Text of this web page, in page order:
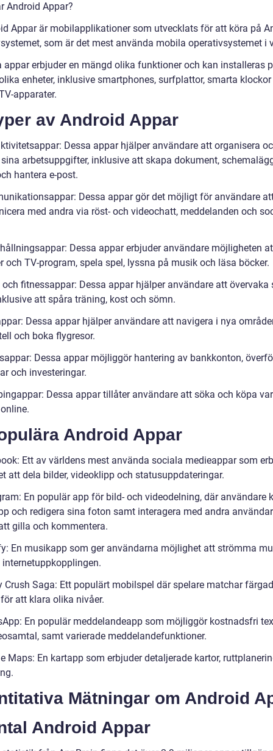
Android Appar?
Appar är mobilapplikationer som utvecklats för att köra på
som är det mest använda mobila operativsystemet i
appar erbjuder en mängd olika funktioner och kan installeras
enheter, inklusive smartphones, surfplattor, smarta
apparater.
av Android Appar
Dessa appar hjälper användare att organisera
arbetsuppgifter, inklusive att skapa dokument,
hantera e-post.
Dessa appar gör det möjligt för användare
med andra via röst- och videochatt, meddelanden och
Dessa appar erbjuder användare möjligheten
och TV-program, spela spel, lyssna på musik och läsa böcker.
fitnessappar: Dessa appar hjälper användare att övervaka
att spåra träning, kost och sömn.
Dessa appar hjälper användare att navigera i nya
och boka flygresor.
Dessa appar möjliggör hantering av bankkonton,
och investeringar.
Dessa appar tillåter användare att söka och köpa
Android Appar
Ett av världens mest använda sociala medieappar som
att dela bilder, videoklipp och statusuppdateringar.
En populär app för bild- och videodelning, där användare
och redigera sina foton samt interagera med andra
gilla och kommentera.
En musikapp som ger användarna möjlighet att strömma
Crush Saga: Ett populärt mobilspel där spelare matchar
att klara olika nivåer.
En populär meddelandeapp som möjliggör kostnadsfri
samt varierade meddelandefunktioner.
Maps: En kartapp som erbjuder detaljerade kartor,
Mätningar om Android
Android Appar